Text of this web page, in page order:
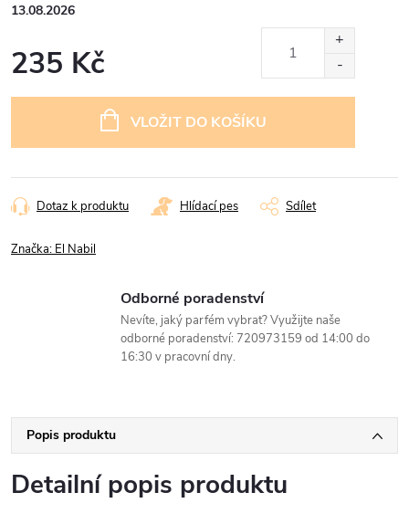
13.08.2026
235 Kč
VLOŽIT DO KOŠÍKU
Dotaz k produktu Hlídací pes Sdílet
Značka: El Nabil
Odborné poradenství
Nevíte, jaký parfém vybrat? Využijte naše
odborné poradenství: 720973159 od 14:00 do
16:30 v pracovní dny.
Popis produktu
Detailní popis produktu